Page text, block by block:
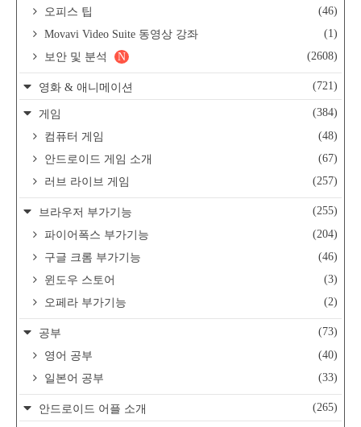
오피스 팁
(46)
Movavi Video Suite 동영상 강좌
(1)
보안 및 분석
(2608)
N
영화 & 애니메이션 (721)
게임
(384)
컴퓨터 게임
(48)
안드로이드 게임 소개
(67)
러브 라이브 게임
(257)
브라우저 부가기능
(255)
파이어폭스 부가기능
(204)
구글 크롬 부가기능
(46)
윈도우 스토어
(3)
오페라 부가기능
(2)
공부
(73)
영어 공부
(40)
일본어 공부
(33)
안드로이드 어플 소개 (265)